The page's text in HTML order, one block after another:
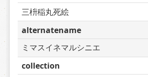
三枡稲丸死絵
alternatename
ミマスイネマルシニエ
collection